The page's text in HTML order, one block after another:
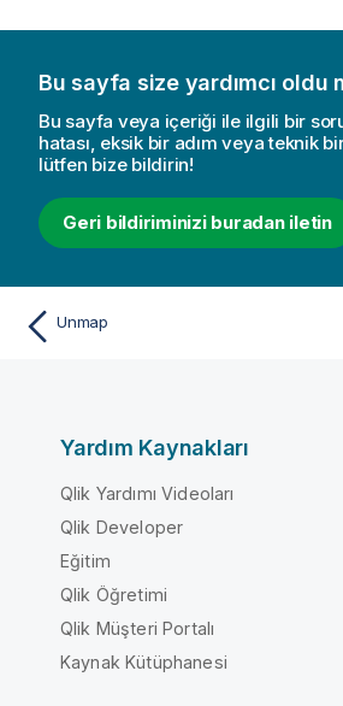
Bu sayfa size yardımcı oldu
Bu sayfa veya içeriği ile ilgili bir
hatası, eksik bir adım veya teknik
lütfen bize bildirin!
Geri bildiriminizi buradan iletin
Unmap
Yardım Kaynakları
Qlik Yardımı Videoları
Qlik Developer
Eğitim
Qlik Öğretimi
Qlik Müşteri Portalı
Kaynak Kütüphanesi